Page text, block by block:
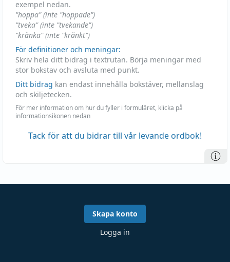
exempel nedan.
"hoppa" (inte "hoppade")
"tveka" (inte "tvekande")
"kränka" (inte "kränkt")
För definitioner och meningar:
Skriv hela ditt bidrag i textrutan. Börja meningar med
stor bokstav och avsluta med punkt.
Ditt bidrag kan endast innehålla bokstäver, mellanslag
och skiljetecken.
För mer information om hur du fyller i formuläret, klicka på
informationsikonen nedan
Tack för att du bidrar till vår levande ordbok!
Skapa konto
Logga in